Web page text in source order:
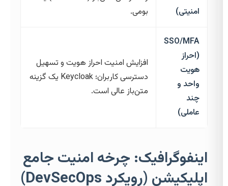
امنیتی)
بومی.
SSO/MFA
(احراز
هویت
واحد و
چند
عاملی)
افزایش امنیت احراز هویت و تسهیل
دسترسی کاربران؛ Keycloak یک گزینه
متن‌باز عالی است.
اینفوگرافیک: چرخه امنیت جامع
اپلیکیشن (رویکرد DevSecOps)